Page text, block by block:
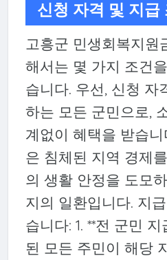
신청 자격 및 지급
고흥군 민생회복지원
해서는 몇 가지 조건
습니다. 우선, 신청 자
하는 모든 군민으로,
계없이 혜택을 받습
은 침체된 지역 경제
의 생활 안정을 도모
지의 일환입니다. 지
습니다: 1. **전 군민
된 모든 주민이 해당